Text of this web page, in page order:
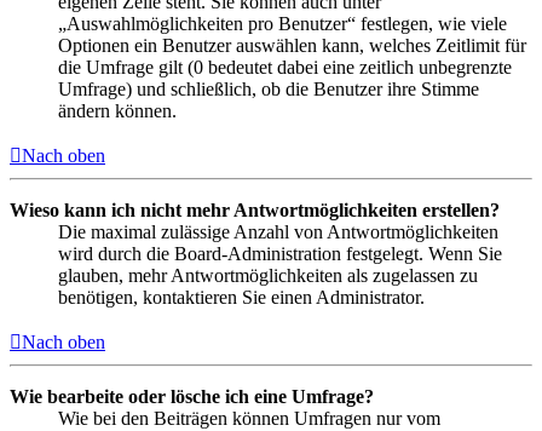
„Auswahlmöglichkeiten pro Benutzer“ festlegen, wie viele
Optionen ein Benutzer auswählen kann, welches Zeitlimit für
die Umfrage gilt (0 bedeutet dabei eine zeitlich unbegrenzte
Umfrage) und schließlich, ob die Benutzer ihre Stimme
ändern können.
Nach oben
Wieso kann ich nicht mehr Antwortmöglichkeiten erstellen?
Die maximal zulässige Anzahl von Antwortmöglichkeiten
wird durch die Board-Administration festgelegt. Wenn Sie
glauben, mehr Antwortmöglichkeiten als zugelassen zu
benötigen, kontaktieren Sie einen Administrator.
Nach oben
Wie bearbeite oder lösche ich eine Umfrage?
Wie bei den Beiträgen können Umfragen nur vom